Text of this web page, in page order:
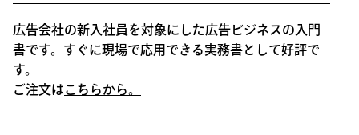
広告会社の新入社員を対象にした広告ビジネスの入門
書です。すぐに現場で応用できる実務書として好評で
す。
ご注文はこちらから。